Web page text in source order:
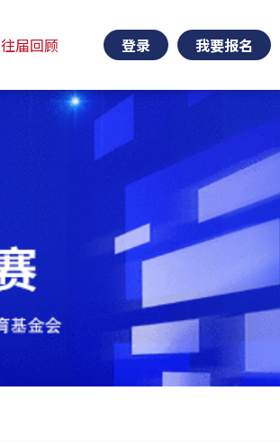
往届回顾 登录 我要报名